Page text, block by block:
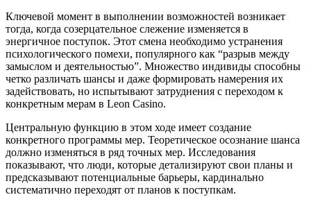
Ключевой момент в выполнении возможностей возникает
тогда, когда созерцательное слежение изменяется в
энергичное поступок. Этот смена необходимо устранения
психологического помехи, популярного как “разрыв между
замыслом и деятельностью”. Множество индивиды способны
четко различать шансы и даже формировать намерения их
задействовать, но испытывают затруднения с переходом к
конкретным мерам в Leon Casino.
Центральную функцию в этом ходе имеет создание
конкретного программы мер. Теоретическое осознание шанса
должно изменяться в ряд точных мер. Исследования
показывают, что люди, которые детализируют свои планы и
предсказывают потенциальные барьеры, кардинально
систематично переходят от планов к поступкам.